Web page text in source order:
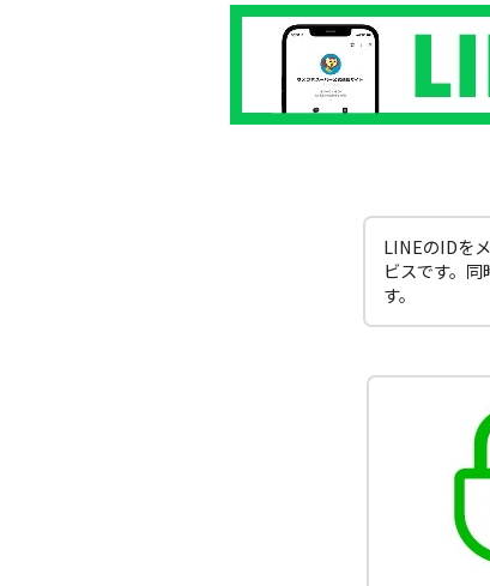
LINEのIDを
ビスです。
す。